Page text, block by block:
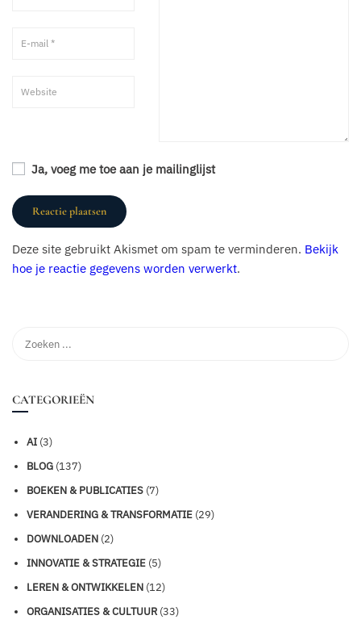
Ja, voeg me toe aan je mailinglijst
Deze site gebruikt Akismet om spam te verminderen. Bekijk
hoe je reactie gegevens worden verwerkt.
CATEGORIEËN
AI (3)
BLOG (137)
BOEKEN & PUBLICATIES (7)
VERANDERING & TRANSFORMATIE (29)
DOWNLOADEN (2)
INNOVATIE & STRATEGIE (5)
LEREN & ONTWIKKELEN (12)
ORGANISATIES & CULTUUR (33)